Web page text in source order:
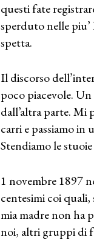
questi fate
sperduto nelle
spetta.
Il discorso
poco piacevole.
dall’altra parte. Mi
carri e passiamo in
Stendiamo le
1 novembre 1897
centesimi coi
mia madre non ha
noi, altri gruppi di